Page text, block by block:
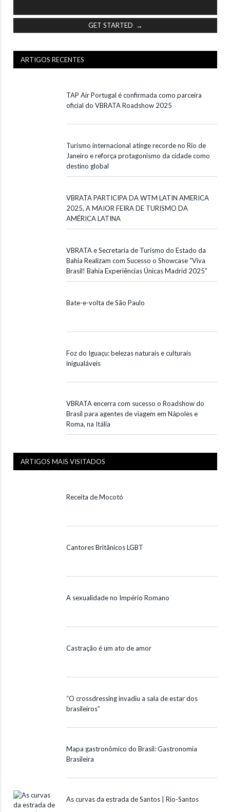
GET STARTED →
ARTIGOS RECENTES
TAP Air Portugal é confirmada como parceira
oficial do VBRATA Roadshow 2025
Turismo internacional atinge recorde no Rio de
Janeiro e reforça protagonismo da cidade como
destino global
VBRATA PARTICIPA DA WTM LATIN AMERICA
2025, A MAIOR FEIRA DE TURISMO DA
AMÉRICA LATINA
VBRATA e Secretaria de Turismo do Estado da
Bahia Realizam com Sucesso o Showcase “Viva
Brasil! Bahia Experiências Únicas Madrid 2025”
Bate-e-volta de São Paulo
Foz do Iguaçu: belezas naturais e culturais
inigualáveis
VBRATA encerra com sucesso o Roadshow do
Brasil para agentes de viagem em Nápoles e
Roma, na Itália
ARTIGOS MAIS VISITADOS
Receita de Mocotó
Cantores Britânicos LGBT
A sexualidade no Império Romano
Castração é um ato de amor
“O crossdressing invadiu a sala de estar dos
brasileiros”
Mapa gastronômico do Brasil: Gastronomia
Brasileira
As curvas da estrada de Santos | Rio-Santos